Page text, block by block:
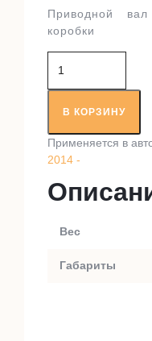
Приводной
коробки
товара
Приводной
валВ КОРЗИНУ
Применяется в
2014 -
Вес
Габариты